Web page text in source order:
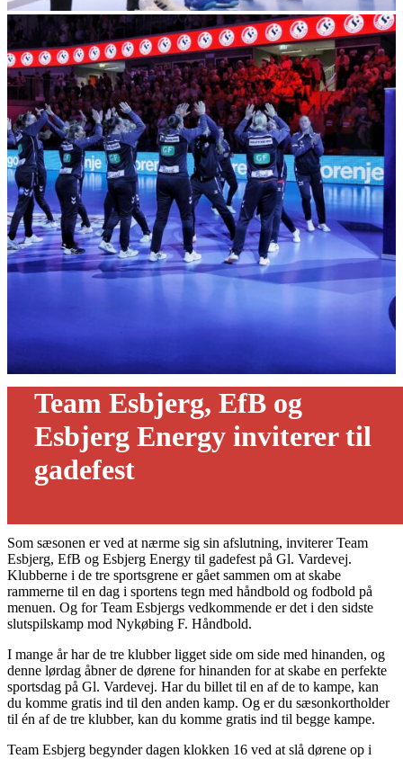
Team Esbjerg, EfB og
Esbjerg Energy inviterer til
gadefest
Som sæsonen er ved at nærme sig sin afslutning, inviterer Team
Esbjerg, EfB og Esbjerg Energy til gadefest på Gl. Vardevej.
Klubberne i de tre sportsgrene er gået sammen om at skabe
rammerne til en dag i sportens tegn med håndbold og fodbold på
menuen. Og for Team Esbjergs vedkommende er det i den sidste
slutspilskamp mod Nykøbing F. Håndbold.
I mange år har de tre klubber ligget side om side med hinanden, og
denne lørdag åbner de dørene for hinanden for at skabe en perfekte
sportsdag på Gl. Vardevej. Har du billet til en af de to kampe, kan
du komme gratis ind til den anden kamp. Og er du sæsonkortholder
til én af de tre klubber, kan du komme gratis ind til begge kampe.
Team Esbjerg begynder dagen klokken 16 ved at slå dørene op i